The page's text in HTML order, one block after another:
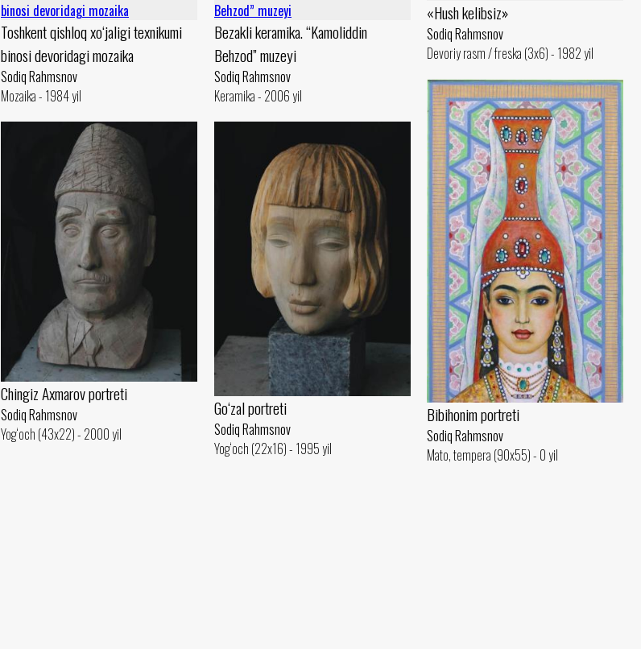
Toshkent qishloq xo‘jaligi texnikumi
binosi devoridagi mozaika
Sodiq Rahmsnov
Mozaika - 1984 yil
Bezakli keramika. “Kamoliddin
Behzod” muzeyi
Sodiq Rahmsnov
Keramika - 2006 yil
«Hush kelibsiz»
Sodiq Rahmsnov
Devoriy rasm / freska (3x6) - 1982 yil
Bibihonim portreti
Sodiq Rahmsnov
Mato, tempera (90x55) - 0 yil
Chingiz Axmarov portreti
Sodiq Rahmsnov
Yog‘och (43x22) - 2000 yil
Go‘zal portreti
Sodiq Rahmsnov
Yog‘och (22x16) - 1995 yil